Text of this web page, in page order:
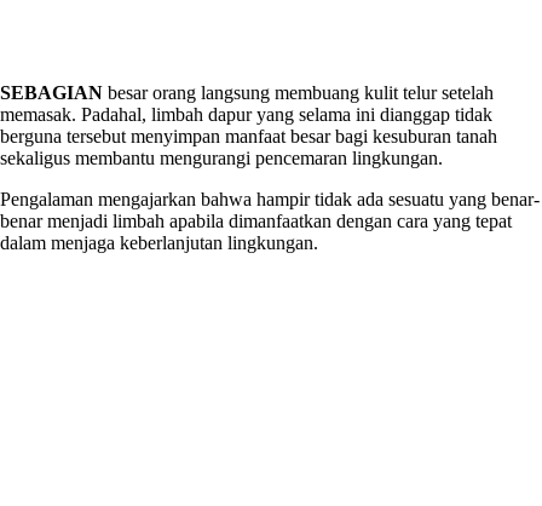
SEBAGIAN besar orang langsung membuang kulit telur setelah
memasak. Padahal, limbah dapur yang selama ini dianggap tidak
berguna tersebut menyimpan manfaat besar bagi kesuburan tanah
sekaligus membantu mengurangi pencemaran lingkungan.
Pengalaman mengajarkan bahwa hampir tidak ada sesuatu yang benar-
benar menjadi limbah apabila dimanfaatkan dengan cara yang tepat
dalam menjaga keberlanjutan lingkungan.